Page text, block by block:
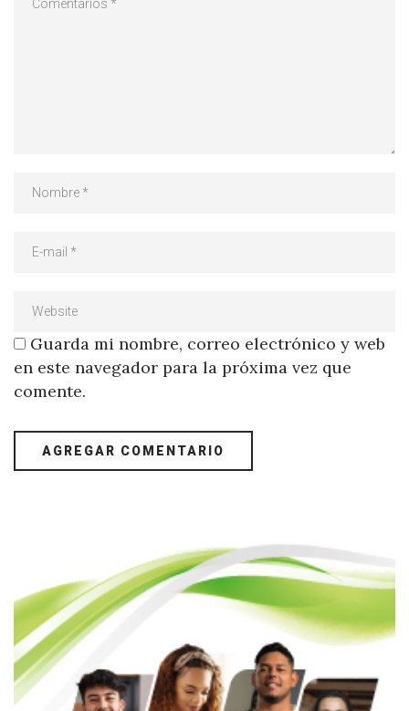
Guarda mi nombre, correo electrónico y web
en este navegador para la próxima vez que
comente.